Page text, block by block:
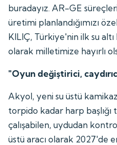
buradayız. AR-GE
üretimi planlandığımızı
KILIÇ, Türkiye'nin ilk su
olarak milletimize hayırlı
"Oyun değiştirici,
Akyol, yeni su üstü
torpido kadar harp başlığı
çalışabilen, uydudan
üstü aracı olarak 2027'de